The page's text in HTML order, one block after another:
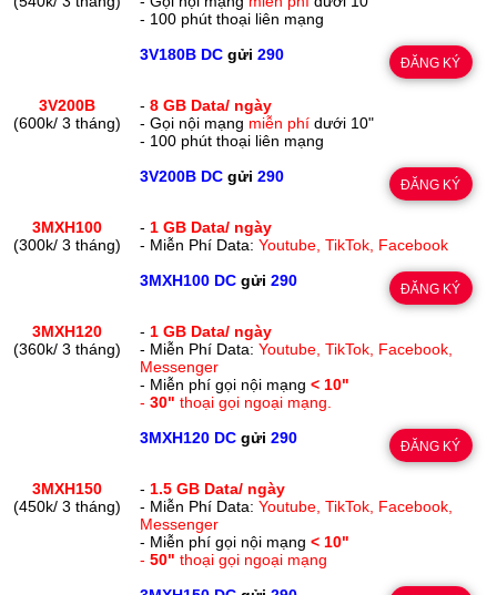
- 100 phút thoại liên mạng
3V180B DCgửi 290 ĐĂNG KÝ
3V200B
(600k/ 3 tháng)
-8 GB Data/ ngày
- Gọi nội mạng miễn phídưới 10"
- 100 phút thoại liên mạng
3V200B DCgửi 290 ĐĂNG KÝ
3MXH100
(300k/ 3 tháng)
- 1 GB Data/ ngày
- Miễn Phí Data:Youtube, TikTok, Facebook
3MXH100 DCgửi 290 ĐĂNG KÝ
3MXH120
(360k/ 3 tháng)
- 1 GB Data/ ngày
- Miễn Phí Data:Youtube, TikTok, Facebook,
Messenger
- Miễn phí gọi nội mạng< 10"
-30"thoại gọi ngoại mạng.
3MXH120 DCgửi 290 ĐĂNG KÝ
3MXH150
(450k/ 3 tháng)
- 1.5 GB Data/ ngày
- Miễn Phí Data:Youtube, TikTok, Facebook,
Messenger
- Miễn phí gọi nội mạng< 10"
-50"thoại gọi ngoại mạng